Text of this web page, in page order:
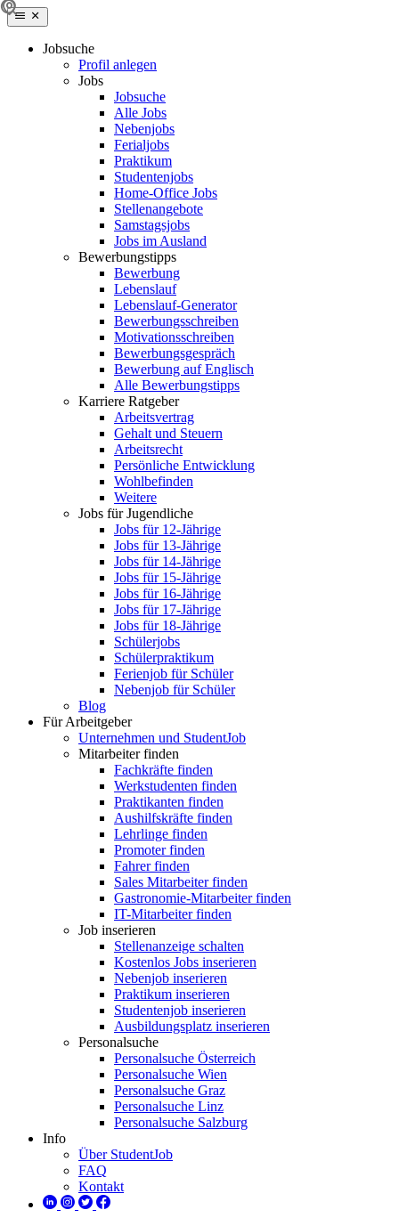
Jobsuche
Profil anlegen
Jobs
Jobsuche
Alle Jobs
Nebenjobs
Ferialjobs
Praktikum
Studentenjobs
Home-Office Jobs
Stellenangebote
Samstagsjobs
Jobs im Ausland
Bewerbungstipps
Bewerbung
Lebenslauf
Lebenslauf-Generator
Bewerbungsschreiben
Motivationsschreiben
Bewerbungsgespräch
Bewerbung auf Englisch
Alle Bewerbungstipps
Karriere Ratgeber
Arbeitsvertrag
Gehalt und Steuern
Arbeitsrecht
Persönliche Entwicklung
Wohlbefinden
Weitere
Jobs für Jugendliche
Jobs für 12-Jährige
Jobs für 13-Jährige
Jobs für 14-Jährige
Jobs für 15-Jährige
Jobs für 16-Jährige
Jobs für 17-Jährige
Jobs für 18-Jährige
Schülerjobs
Schülerpraktikum
Ferienjob für Schüler
Nebenjob für Schüler
Blog
Für Arbeitgeber
Unternehmen und StudentJob
Mitarbeiter finden
Fachkräfte finden
Werkstudenten finden
Praktikanten finden
Aushilfskräfte finden
Lehrlinge finden
Promoter finden
Fahrer finden
Sales Mitarbeiter finden
Gastronomie-Mitarbeiter finden
IT-Mitarbeiter finden
Job inserieren
Stellenanzeige schalten
Kostenlos Jobs inserieren
Nebenjob inserieren
Praktikum inserieren
Studentenjob inserieren
Ausbildungsplatz inserieren
Personalsuche
Personalsuche Österreich
Personalsuche Wien
Personalsuche Graz
Personalsuche Linz
Personalsuche Salzburg
Info
Über StudentJob
FAQ
Kontakt